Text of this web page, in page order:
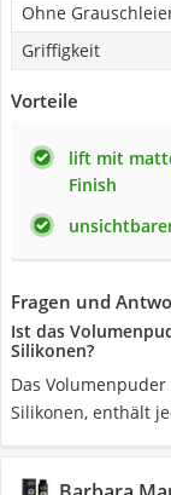
Ohne
Griffigkeit
Vorteile
lift mit
Finish
Fragen und
Ist das
Silikonen?
Das
Silikonen, enthält